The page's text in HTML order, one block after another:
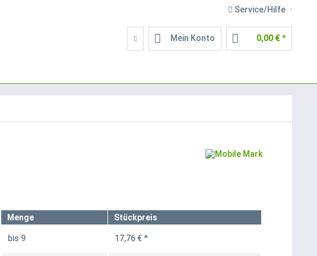
Service/Hilfe
Mein Konto 0,00 € *
Menge Stückpreis
bis 9 17,76 € *